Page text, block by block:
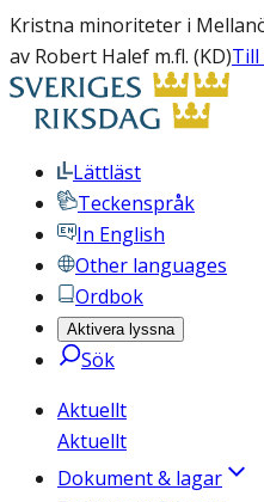
Kristna minoriteter i
av Robert Halef m.fl. (KD)Till
Lättläst
Teckenspråk
In English
Other languages
Ordbok
Aktivera lyssna
Sök
Aktuellt
Aktuellt
Dokument & lagar